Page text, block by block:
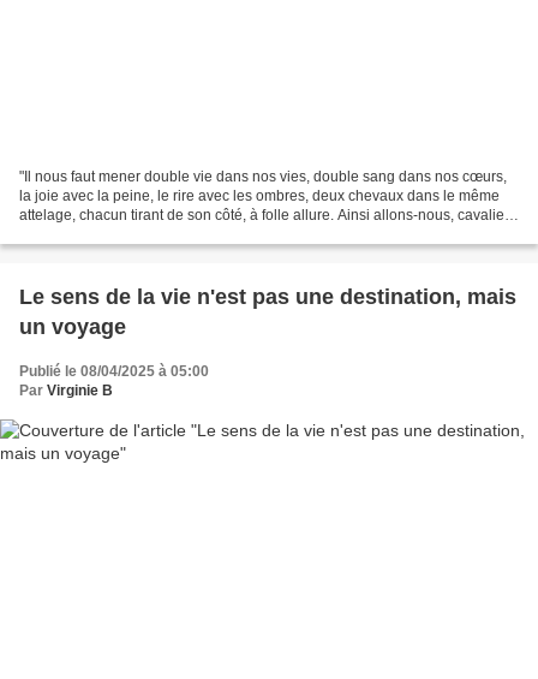
"Il nous faut mener double vie dans nos vies, double sang dans nos cœurs,
la joie avec la peine, le rire avec les ombres, deux chevaux dans le même
attelage, chacun tirant de son côté, à folle allure. Ainsi allons-nous, cavaliers
Le sens de la vie n'est pas une destination, mais
un voyage
Publié le 08/04/2025 à 05:00
Par Virginie B